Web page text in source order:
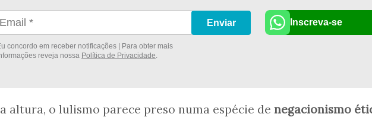
concordo em receber notificações | Para obter mais
reveja nossa Política de Privacidade.
Enviar Inscreva-se
altura, o lulismo parece preso numa espécie de negacionismo